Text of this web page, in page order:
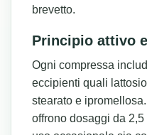
brevetto.
Principio attivo
Ogni compressa
eccipienti quali
stearato e
offrono dosaggi da